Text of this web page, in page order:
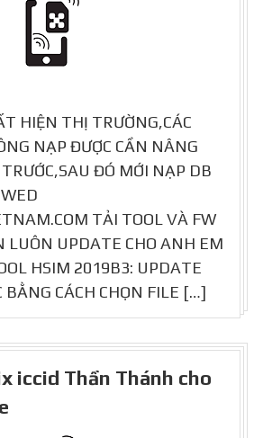
HIỆN THỊ TRƯỜNG,CÁC
NẠP ĐƯỢC CẦN NÂNG
ĐÓ MỚI NẠP DB
TẢI TOOL VÀ FW
LUÔN UPDATE CHO ANH EM
HSIM 2019B3: UPDATE
BẰNG CÁCH CHỌN FILE […]
iccid Thần Thánh cho